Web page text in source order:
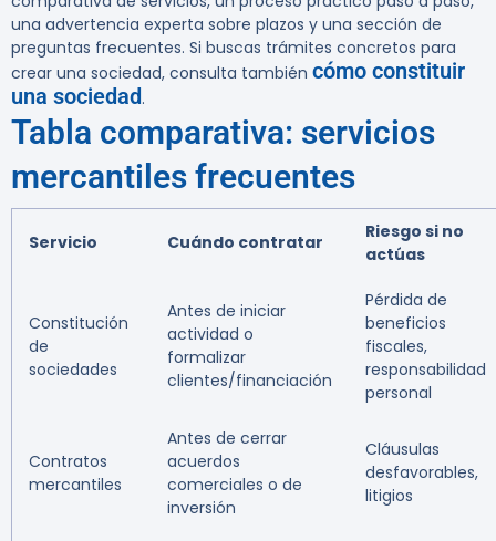
una advertencia experta sobre plazos y una sección de
preguntas frecuentes. Si buscas trámites concretos para
crear una sociedad, consulta también cómo constituir
una sociedad.
Tabla comparativa: servicios
mercantiles frecuentes
Servicio Cuándo contratar
Riesgo si no
actúas
Constitución
de
sociedades
Antes de iniciar
actividad o
formalizar
clientes/financiación
Pérdida de
beneficios
fiscales,
responsabilidad
personal
Contratos
mercantiles
Antes de cerrar
acuerdos
comerciales o de
inversión
Cláusulas
desfavorables,
litigios